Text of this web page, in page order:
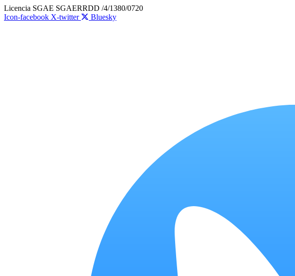
Ir
al
Licencia SGAE SGAERRDD /4/1380/0720
Icon-facebook X-twitter Bluesky